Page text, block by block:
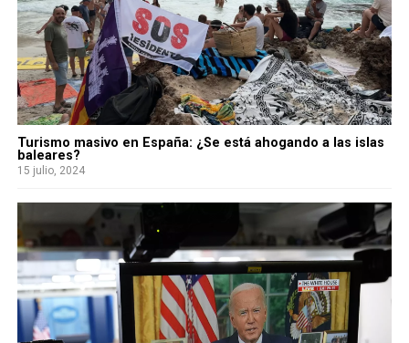
Turismo masivo en España: ¿Se está ahogando a las islas
baleares?
15 julio, 2024